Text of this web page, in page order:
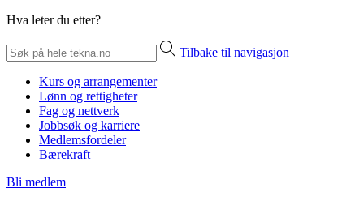
Hva leter du etter?
Tilbake til navigasjon
Kurs og arrangementer
Lønn og rettigheter
Fag og nettverk
Jobbsøk og karriere
Medlemsfordeler
Bærekraft
Bli medlem